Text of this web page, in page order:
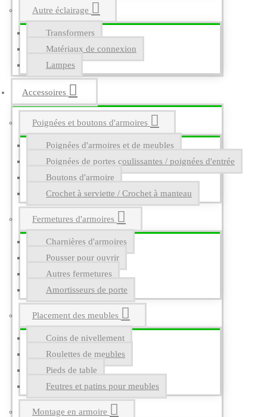
Autre éclairage
Transformers
Matériaux de connexion
Lampes
Accessoires
Poignées et boutons d'armoires
Poignées d'armoires et de meubles
Poignées de portes coulissantes / poignées d'entrée
Boutons d'armoire
Crochet à serviette / Crochet à manteau
Fermetures d'armoires
Charnières d'armoires
Pousser pour ouvrir
Autres fermetures
Amortisseurs de porte
Placement des meubles
Coins de nivellement
Roulettes de meubles
Pieds de table
Feutres et patins pour meubles
Montage en armoire